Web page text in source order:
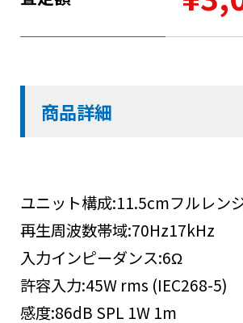
商品詳細
ユニット構成:11.5cmフルレン
再生周波数帯域:70Hz17kHz
入力インピーダンス:6Ω
許容入力:45W rms (IEC268-5)
感度:86dB SPL 1W 1m